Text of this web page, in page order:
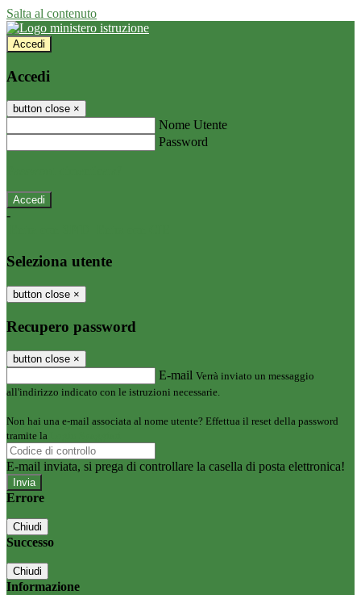
Salta al contenuto
Accedi
Accedi
button close ×
Nome Utente
Password
-
Seleziona utente
button close ×
Recupero password
button close ×
E-mail Verrà inviato un messaggio
all'indirizzo indicato con le istruzioni necessarie.
Non hai una e-mail associata al nome utente? Effettua il reset della password
tramite la
E-mail inviata, si prega di controllare la casella di posta elettronica!
Errore
Chiudi
Successo
Chiudi
Informazione